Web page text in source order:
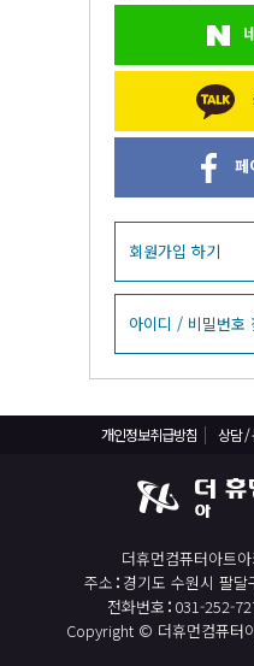
페
회원가입 하기
아이디 / 비밀번호
개인정보취급방침 상담 /
더휴먼컴퓨터아트
주소 경기도 수원시 팔
전화번호 031-252-
Copyright © 더휴먼컴퓨터
BIM 건축설계 및 실내건축설계(캐드
React, Veu 프레임워크 기반 프론트엔
반응형/웹퍼블리셔/프론트엔드 웹개발자
자바(Java)기반 JSP/스프링 웹개발자(
디지털컨버전스 자바(JAVA)개발자(전
전산세무회계 자격취득과정[전산회계1
컴퓨터활용능력2급(필기+실기) 및 ITQ
직업상담사 2급 (필기+실기) 자격증 취득
일러스트 자격증 취득과정(GTQi 1급)
전산회계 1급 / FAT 1급 자격증 취득과정
전산세무 2급 / TAT 2급 자격증 취득과정